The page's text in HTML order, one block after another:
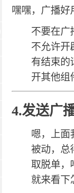
嘿嘿，广播好
不要在广
不允许开
有结束的
开其他组
4.发送广
嗯，上面
被动，总
取脱单，
就来看下